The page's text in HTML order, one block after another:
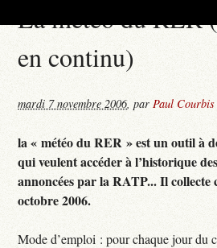
La météo du RER
en continu)
mardi 7 novembre 2006,parPaul Courbis
la « météo du RER » est un outil à
qui veulent accéder à l’historique
annoncées par la RATP... Il collecte
octobre 2006.
Mode d’emploi : pour chaque jour du